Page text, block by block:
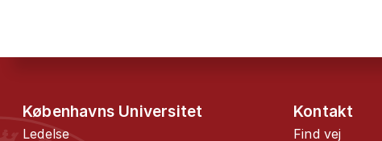
Københavns Universitet
Ledelse
Kontakt
Find vej